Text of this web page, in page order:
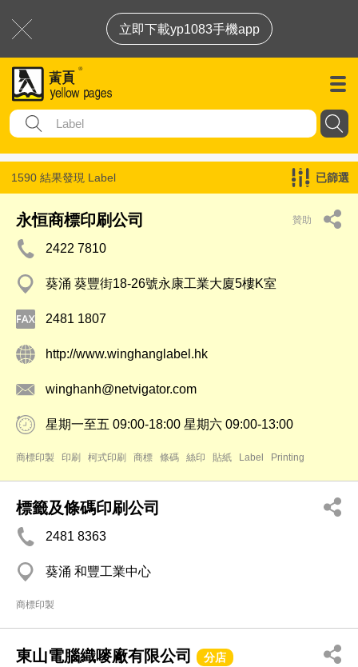
立即下載yp1083手機app
1590 結果發現 Label 已篩選
永恒商標印刷公司 贊助
2422 7810
葵涌 葵豐街18-26號永康工業大廈5樓K室
2481 1807
http://www.winghanglabel.hk
winghanh@netvigator.com
星期一至五 09:00-18:00 星期六 09:00-13:00
商標印製 印刷 柯式印刷 商標 條碼 絲印 貼紙 Label Printing
標籤及條碼印刷公司
2481 8363
葵涌 和豐工業中心
商標印製
東山電腦織嘜廠有限公司 分店